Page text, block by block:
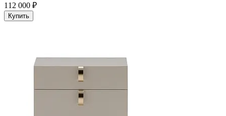
112 000 ₽
Купить